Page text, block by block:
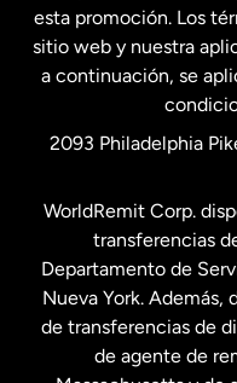
Nueva
Países Bajos
Suecia
esta promoción. Los
sitio web y nuestra
a continuación, se
2093 Philadelphia
WorldRemit Corp.
transferencias
Departamento de
Nueva York. Además,
de transferencias de
de agente de